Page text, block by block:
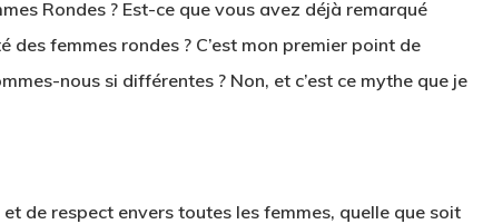
Rondes ? Est-ce que vous avez déjà remarqué
femmes rondes ? C’est mon premier point de
nous si différentes ? Non, et c’est ce mythe que je
de respect envers toutes les femmes, quelle que soit